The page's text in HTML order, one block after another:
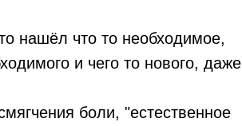
нашёл что то необходимое,
и чего то нового, даже
боли, "естественное